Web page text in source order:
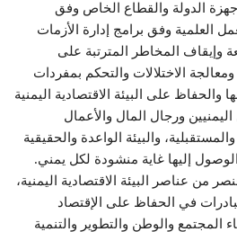
أجهزة الدولة والقطاع الخاص وفق
العلمية وفق برامج إدارة الأزمات
وإيقاف المخاطر المترتبة على
ومعالجة الاختلالات والتحكم بمفردات
والحفاظ على البيئة الاقتصادية اليمنية
ورجال المال والأعمال
والبيئة الواعدة والحقيقية
إليها غاية منشودة لكل يمني.
من عناصر البيئة الاقتصادية اليمنية،
في الحفاظ على الإقتصاد
المجتمع والوطن والتطوير والتنمية